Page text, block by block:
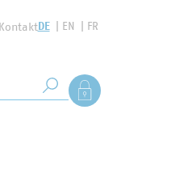
KontaktDE EN FR
Suche starten
Als Mitglied